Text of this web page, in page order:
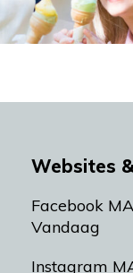
Websites
Facebook
Vandaag
Instagram